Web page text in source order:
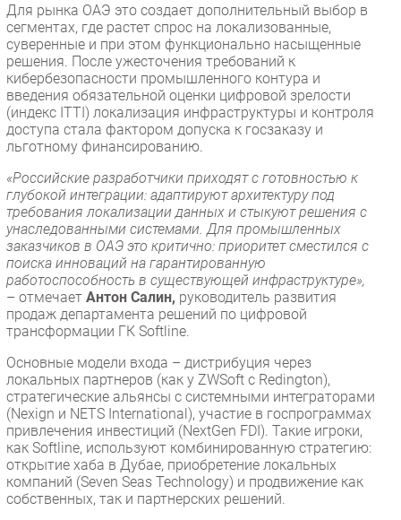
Для рынка ОАЭ это создает дополнительный выбор в
сегментах, где растет спрос на локализованные,
суверенные и при этом функционально насыщенные
решения. После ужесточения требований к
кибербезопасности промышленного контура и
введения обязательной оценки цифровой зрелости
(индекс ITTI) локализация инфраструктуры и контроля
доступа стала фактором допуска к госзаказу и
льготному финансированию.
«Российские разработчики приходят с готовностью к
глубокой интеграции: адаптируют архитектуру под
требования локализации данных и стыкуют решения с
унаследованными системами. Для промышленных
заказчиков в ОАЭ это критично: приоритет сместился с
поиска инноваций на гарантированную
работоспособность в существующей инфраструктуре»,
– отмечает Антон Салин, руководитель развития
продаж департамента решений по цифровой
трансформации ГК Softline.
Основные модели входа – дистрибуция через
локальных партнеров (как у ZWSoft с Redington),
стратегические альянсы с системными интеграторами
(Nexign и NETS International), участие в госпрограммах
привлечения инвестиций (NextGen FDI). Такие игроки,
как Softline, используют комбинированную стратегию:
открытие хаба в Дубае, приобретение локальных
компаний (Seven Seas Technology) и продвижение как
собственных, так и партнерских решений.